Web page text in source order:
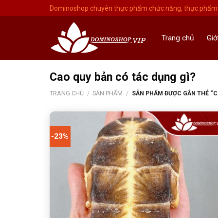
to
Dominoshop chuyên thực phẩm chức năng, thực
Trang chủ
Cao quy bản có tác dụng gì?
TRANG CHỦ / SẢN PHẨM / SẢN PHẨM ĐƯỢC GẮN THẺ
-23%